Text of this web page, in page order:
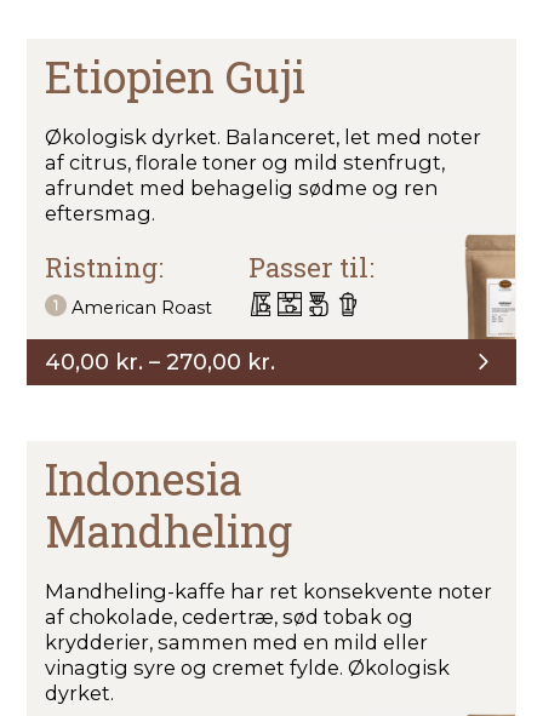
Etiopien Guji
Økologisk dyrket. Balanceret, let med noter
af citrus, florale toner og mild stenfrugt,
afrundet med behagelig sødme og ren
eftersmag.
Ristning:
American Roast
Passer til:
40,00 kr. – 270,00 kr.Prisinterval:
40,00 kr.
Indonesia
Mandheling
Mandheling-kaffe har ret konsekvente noter
af chokolade, cedertræ, sød tobak og
krydderier, sammen med en mild eller
vinagtig syre og cremet fylde. Økologisk
dyrket.